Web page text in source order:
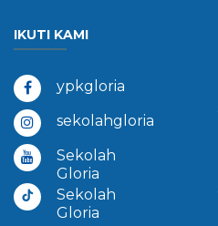
IKUTI KAMI
ypkgloria
sekolahgloria
Sekolah
Gloria
Sekolah
Gloria